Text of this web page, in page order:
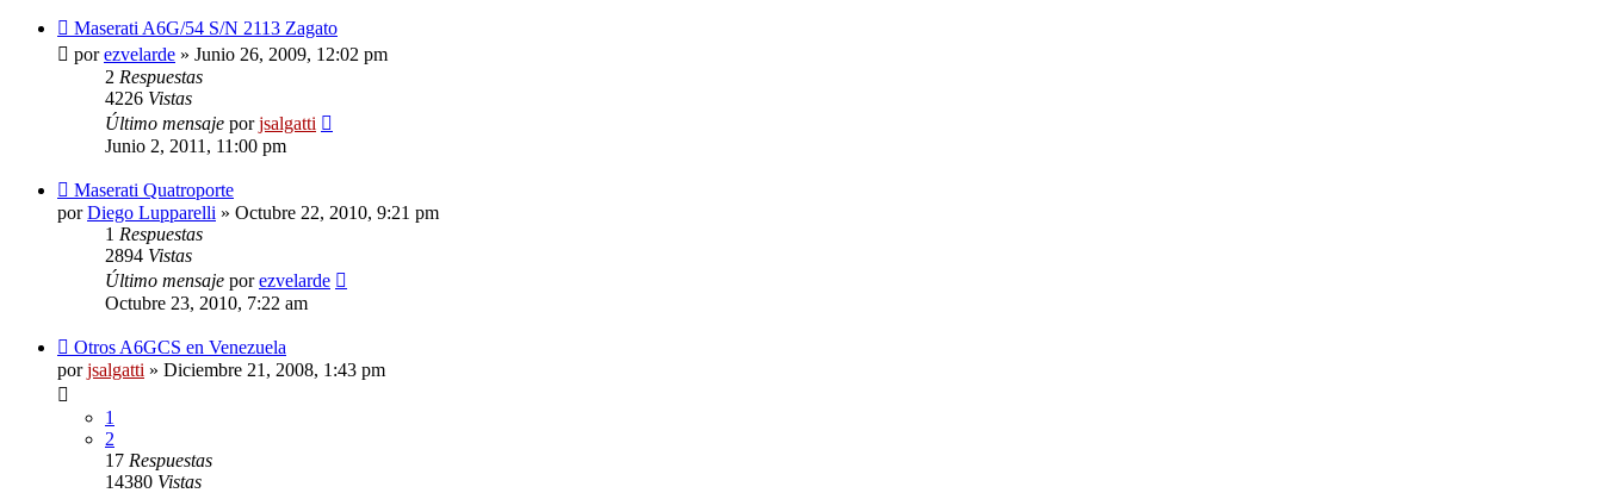
Maserati A6G/54 S/N 2113 Zagato
porezvelarde » Junio 26, 2009, 12:02 pm
2 Respuestas
4226 Vistas
Último mensaje porjsalgatti
Junio 2, 2011, 11:00 pm
Maserati Quatroporte
porDiego Lupparelli » Octubre 22, 2010, 9:21 pm
1 Respuestas
2894 Vistas
Último mensaje porezvelarde
Octubre 23, 2010, 7:22 am
Otros A6GCS en Venezuela
porjsalgatti » Diciembre 21, 2008, 1:43 pm
1
2
17 Respuestas
14380 Vistas